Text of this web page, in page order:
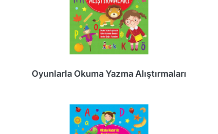
Oyunlarla Okuma Yazma Alıştırmaları